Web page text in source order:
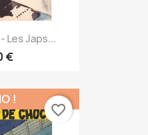
Les Japs...
€
!
favorite_border